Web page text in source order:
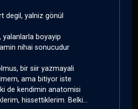
degil, yalniz gönül
yalanlarla boyayip
nihai sonucudur
bir siir yazmayali
ama bitiyor iste
de kendimin anatomisi
hissettiklerim. Belki...